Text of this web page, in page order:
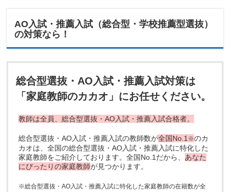
AO入試・推薦入試（総合型・学校推薦型選抜）
の対策なら！
総合型選抜・AO入試・推薦入試対策は
「家庭教師のカカオ」にお任せください。
教師は全員、総合型選抜・AO入試・推薦入試合格者。
総合型選抜・AO入試・推薦入試の教師数が全国No.1 ※のカ
カオは、全国の総合型選抜・AO入試・推薦入試に特化した
家庭教師をご紹介しております。全国No.1だから、 あなた
にぴったりの家庭教師が見つかります。
※総合型選抜・AO入試・推薦入試に特化した家庭教師の在籍数が全